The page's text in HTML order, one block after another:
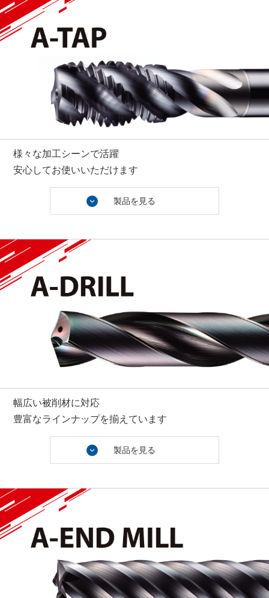
様々な加工シーンで活躍
安心してお使いいただけます
製品を見る
幅広い被削材に対応
豊富なラインナップを揃えています
製品を見る